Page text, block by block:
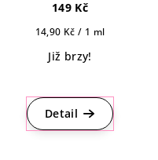
149 Kč
Měrná
14,90 Kč / 1 ml
Již brzy!
Detail